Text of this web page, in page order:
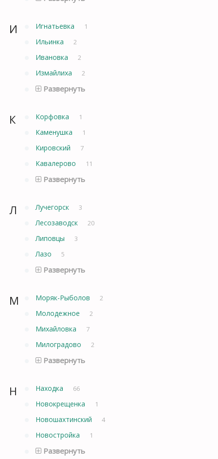
И Игнатьевка 1
Ильинка 2
Ивановка 2
Измайлиха 2
Развернуть
К Корфовка 1
Каменушка 1
Кировский 7
Кавалерово 11
Развернуть
Л Лучегорск 3
Лесозаводск 20
Липовцы 3
Лазо 5
Развернуть
М Моряк-Рыболов 2
Молодежное 2
Михайловка 7
Милоградово 2
Развернуть
Н Находка 66
Новокрещенка 1
Новошахтинский 4
Новостройка 1
Развернуть